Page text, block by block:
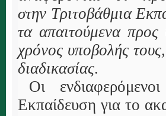
στην TριτοβάθμιαE
τα απαιτούμενα προς
χρόνος υποβολής
διαδικασίας.
Οι
Eκπαίδευση για το